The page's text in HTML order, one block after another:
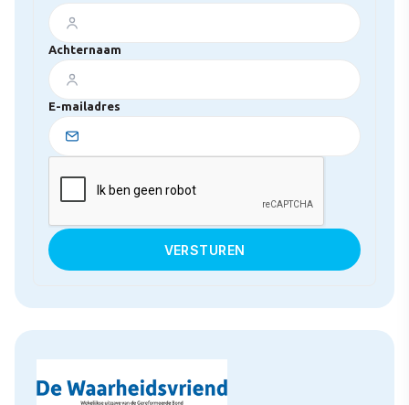
Achternaam
E-mailadres